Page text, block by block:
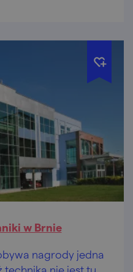
w Brnie
nagrody jedna
technika nie jest tu